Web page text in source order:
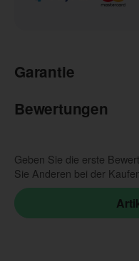
Garantie
Bewertungen
Geben Sie die erste
Sie Anderen bei der